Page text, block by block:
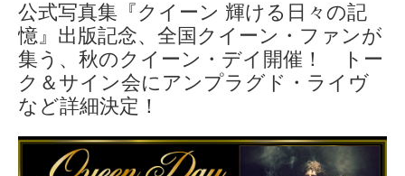
公式写真集『クイーン 輝ける日々の記
憶』出版記念、全国クイーン・ファンが
集う、秋のクイーン・デイ開催！ トー
ク＆サイン会にアンプラグド・ライヴ
など詳細決定！